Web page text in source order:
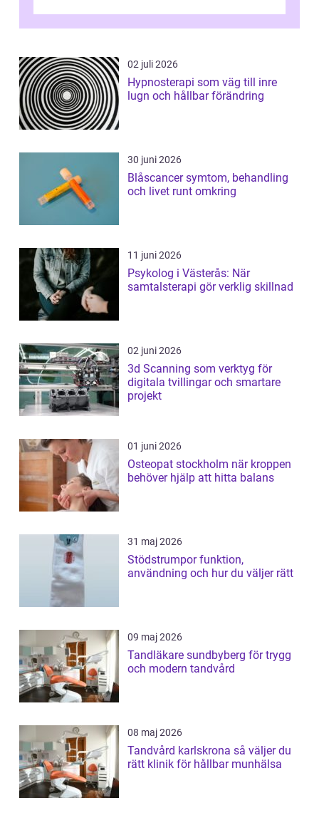
02 juli 2026
Hypnosterapi som väg till inre
lugn och hållbar förändring
30 juni 2026
Blåscancer symtom, behandling
och livet runt omkring
11 juni 2026
Psykolog i Västerås: När
samtalsterapi gör verklig skillnad
02 juni 2026
3d Scanning som verktyg för
digitala tvillingar och smartare
projekt
01 juni 2026
Osteopat stockholm när kroppen
behöver hjälp att hitta balans
31 maj 2026
Stödstrumpor funktion,
användning och hur du väljer rätt
09 maj 2026
Tandläkare sundbyberg för trygg
och modern tandvård
08 maj 2026
Tandvård karlskrona så väljer du
rätt klinik för hållbar munhälsa